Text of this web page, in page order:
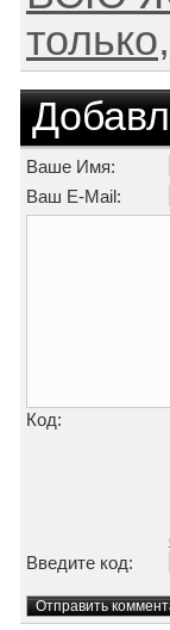
Ваше Имя:
Ваш E-Mail:
Код:
Введите код: